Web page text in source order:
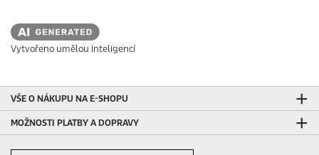
Vytvořeno umělou inteligencí
VŠE O NÁKUPU NA E-SHOPU
MOŽNOSTI PLATBY A DOPRAVY